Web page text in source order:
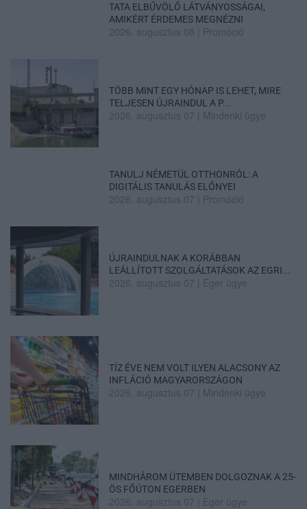
TATA ELBŰVÖLŐ LÁTVÁNYOSSÁGAI,
AMIKÉRT ÉRDEMES MEGNÉZNI
2026. augusztus 08 Promóció
TÖBB MINT EGY HÓNAP IS LEHET, MIRE
TELJESEN ÚJRAINDUL A P...
2026. augusztus 07 Mindenki ügye
TANULJ NÉMETÜL OTTHONRÓL: A
DIGITÁLIS TANULÁS ELŐNYEI
2026. augusztus 07 Promóció
ÚJRAINDULNAK A KORÁBBAN
LEÁLLÍTOTT SZOLGÁLTATÁSOK AZ EGRI...
2026. augusztus 07 Eger ügye
TÍZ ÉVE NEM VOLT ILYEN ALACSONY AZ
INFLÁCIÓ MAGYARORSZÁGON
2026. augusztus 07 Mindenki ügye
MINDHÁROM ÜTEMBEN DOLGOZNAK A 25-
ÖS FŐÚTON EGERBEN
2026. augusztus 07 Eger ügye